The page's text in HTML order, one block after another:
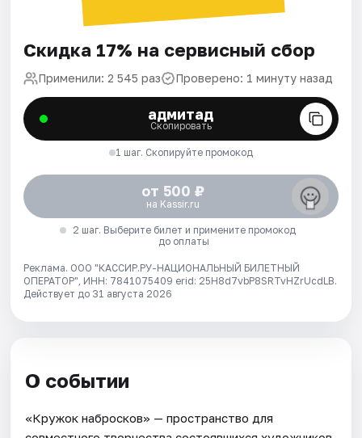
Скидка 17% на сервисный сбор
Применили: 2 545 раз Проверено: 1 минуту назад
адмитад
Скопировать
1 шаг. Скопируйте промокод
от 500 ₽
на Kassir.ru
2 шаг. Выберите билет и примените промокод
до оплаты
Реклама. ООО "КАССИР.РУ-НАЦИОНАЛЬНЫЙ БИЛЕТНЫЙ
ОПЕРАТОР", ИНН: 7841075409 erid: 25H8d7vbP8SRTvHZrUcdLB.
Действует до 31 августа 2026
О событии
«Кружок набросков» — пространство для